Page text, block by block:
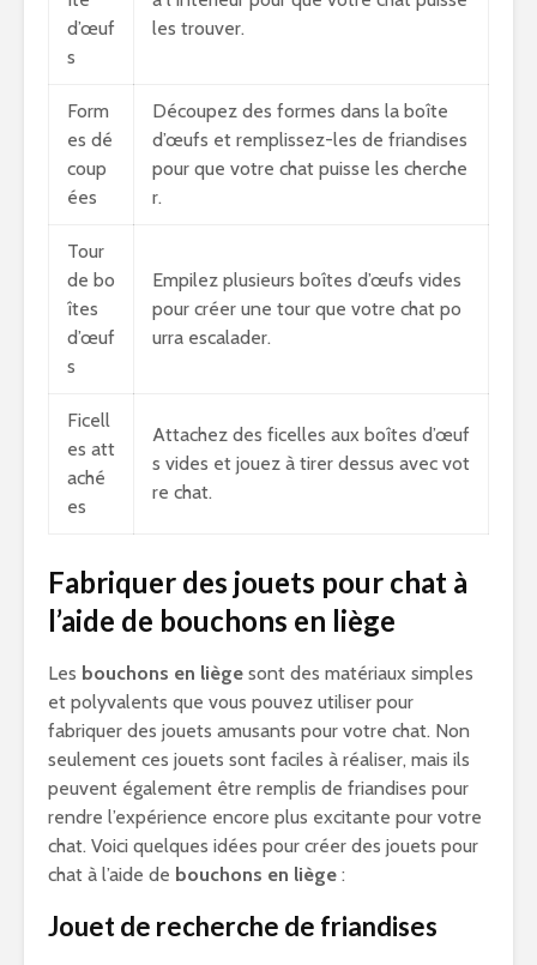
d’œuf
s
les trouver.
Form
es dé
coup
ées
Découpez des formes dans la boîte
d’œufs et remplissez-les de friandises
pour que votre chat puisse les cherche
r.
Tour
de bo
îtes
d’œuf
s
Empilez plusieurs boîtes d’œufs vides
pour créer une tour que votre chat po
urra escalader.
Ficell
es att
aché
es
Attachez des ficelles aux boîtes d’œuf
s vides et jouez à tirer dessus avec vot
re chat.
Fabriquer des jouets pour chat à
l’aide de bouchons en liège
Les bouchons en liège sont des matériaux simples
et polyvalents que vous pouvez utiliser pour
fabriquer des jouets amusants pour votre chat. Non
seulement ces jouets sont faciles à réaliser, mais ils
peuvent également être remplis de friandises pour
rendre l’expérience encore plus excitante pour votre
chat. Voici quelques idées pour créer des jouets pour
chat à l’aide de bouchons en liège :
Jouet de recherche de friandises